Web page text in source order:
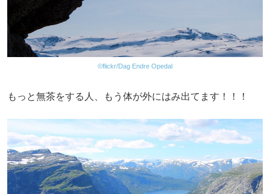
©flickr/Dag Endre Opedal
もっと無茶をする人、もう体が外にはみ出てます！！！